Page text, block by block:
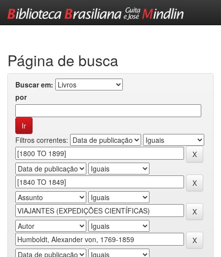
Página de busca
Buscar em:
por
Filtros correntes: